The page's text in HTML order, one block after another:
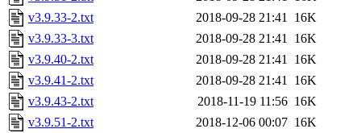
v3.9.33-2.txt
2018-09-28 21:41 16K
v3.9.33-3.txt
2018-09-28 21:41 16K
v3.9.40-2.txt
2018-09-28 21:41 16K
v3.9.41-2.txt
2018-09-28 21:41 16K
v3.9.43-2.txt
2018-11-19 11:56 16K
v3.9.51-2.txt
2018-12-06 00:07 16K